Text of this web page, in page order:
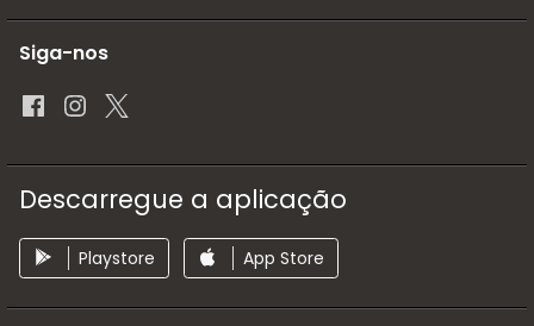
Siga-nos
Descarregue a aplicação
Playstore App Store